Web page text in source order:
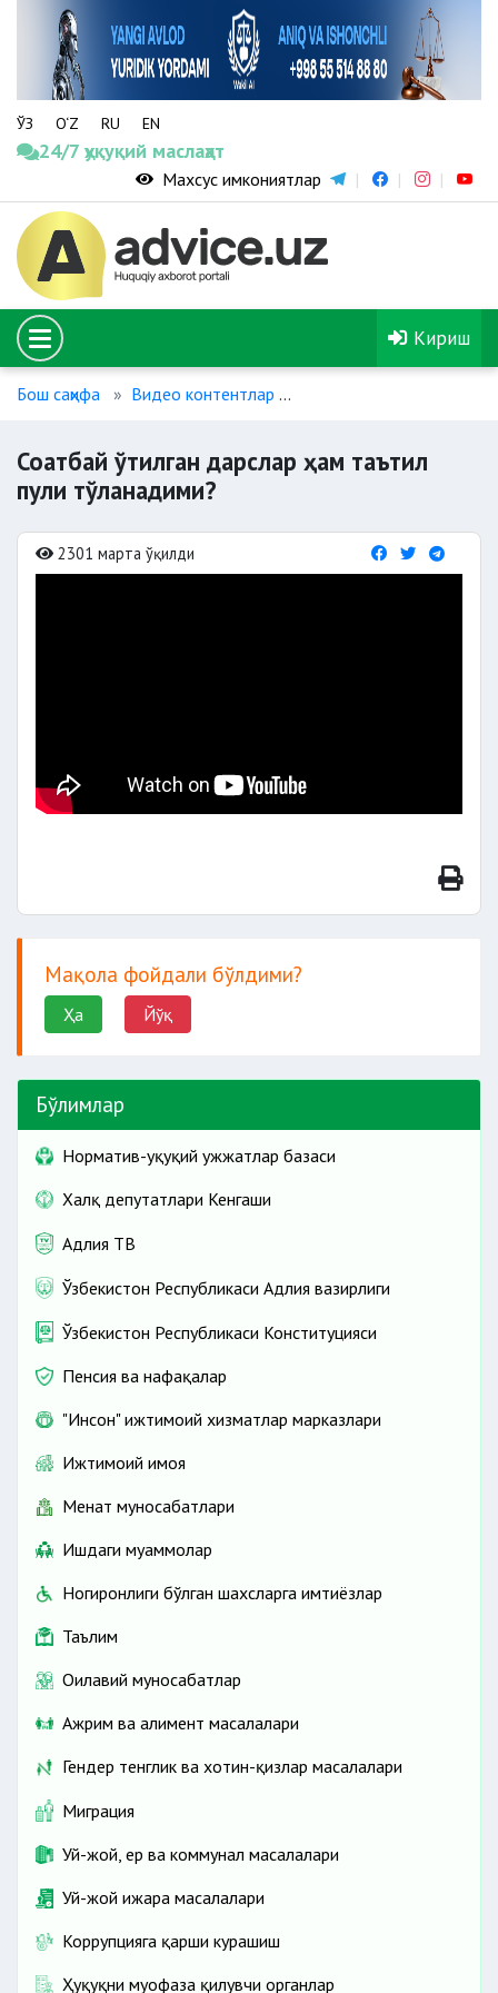
ЎЗ O‘Z RU EN
24/7 ҳуқуқий маслаҳат
Махсус имкониятлар
Кириш
Бош саҳифа Видео контентлар
Соатбай ўтилган дарслар ҳам таътил
пули тўланадими?
2301 марта ўқилди
Мақола фойдали бўлдими?
Ҳа Йўқ
Бўлимлар
Норматив-ҳуқуқий ҳужжатлар базаси
Халқ депутатлари Кенгаши
Адлия ТВ
Ўзбекистон Республикаси Адлия вазирлиги
Ўзбекистон Республикаси Конституцияси
Пенсия ва нафақалар
"Инсон" ижтимоий хизматлар марказлари
Ижтимоий ҳимоя
Меҳнат муносабатлари
Ишдаги муаммолар
Ногиронлиги бўлган шахсларга имтиёзлар
Таълим
Оилавий муносабатлар
Ажрим ва алимент масалалари
Гендер тенглик ва хотин-қизлар масалалари
Миграция
Уй-жой, ер ва коммунал масалалари
Уй-жой ижара масалалари
Коррупцияга қарши курашиш
Ҳуқуқни муҳофаза қилувчи органлар